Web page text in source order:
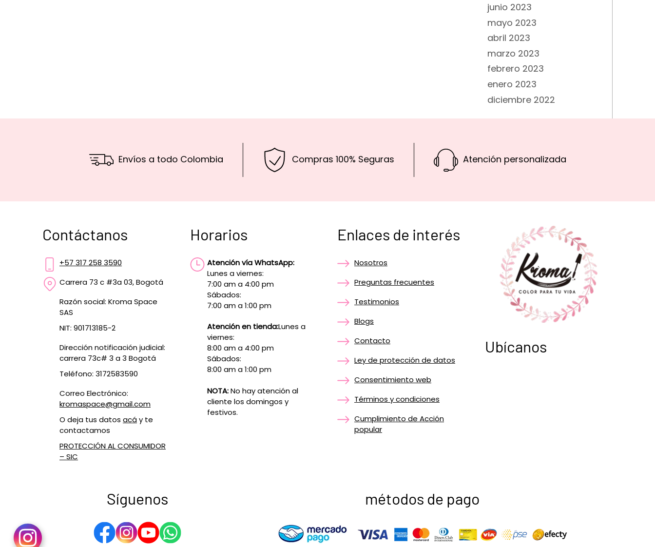
junio 2023
mayo 2023
abril 2023
marzo 2023
febrero 2023
enero 2023
diciembre 2022
Envíos a todo Colombia Compras 100% Seguras Atención personalizada
Contáctanos
+57 317 258 3590
Carrera 73 c #3a 03, Bogotá
Razón social: Kroma Space
SAS
NIT: 901713185-2
Dirección notificación judicial:
carrera 73c# 3 a 3 Bogotá
Teléfono: 3172583590
Correo Electrónico:
kromaspace@gmail.com
O deja tus datos acáy te
contactamos
PROTECCIÓN AL CONSUMIDOR
– SIC
Horarios
Atención vía WhatsApp:
Lunes a viernes:
7:00 am a 4:00 pm
Sábados:
7:00 am a 1:00 pm
Atención en tienda:Lunes a
viernes:
8:00 am a 4:00 pm
Sábados:
8:00 am a 1:00 pm
NOTA:No hay atención al
cliente los domingos y
festivos.
Enlaces de interés
Nosotros
Preguntas frecuentes
Testimonios
Blogs
Contacto
Ley de protección de datos
Consentimiento web
Términos y condiciones
Cumplimiento de Acción
popular
Ubícanos
Síguenos métodos de pago